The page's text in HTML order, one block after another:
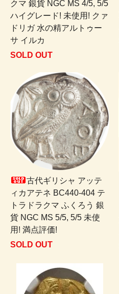
クマ 銀貨 NGC MS 4/5, 5/5
ハイグレード! 未使用! クァ
ドリガ 水の精アルトゥー
サ イルカ
SOLD OUT
古代ギリシャ アッテ
ィカアテネ BC440-404 テ
トラドラクマ ふくろう 銀
貨 NGC MS 5/5, 5/5 未使
用! 満点評価!
SOLD OUT